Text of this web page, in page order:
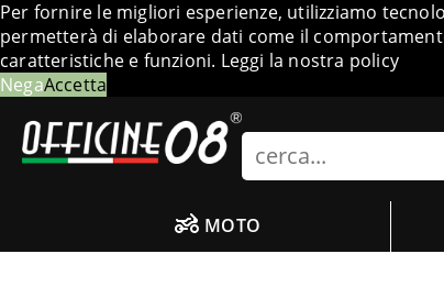
Per fornire le migliori esperienze, utilizziamo
permetterà di elaborare dati come il
caratteristiche e funzioni. Leggi la nostra policy
NegaAccetta
Search
MOTO